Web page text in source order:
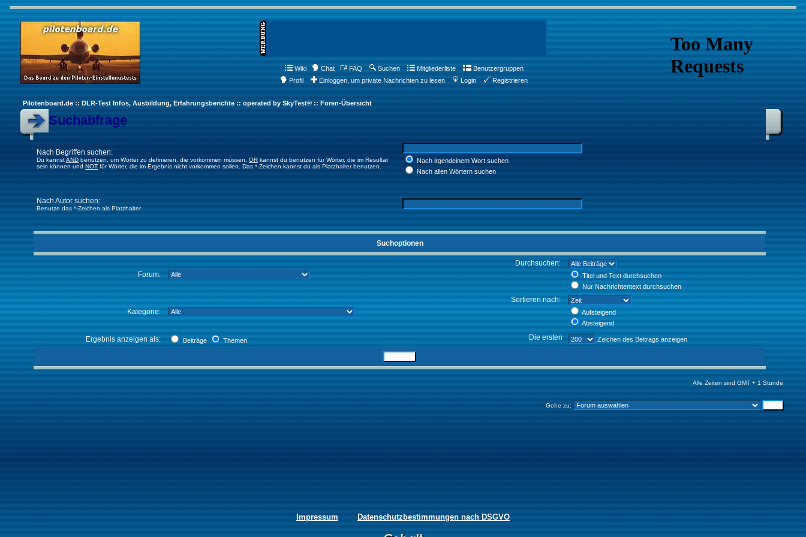
Wiki Chat FAQ Suchen Mitgliederliste
Benutzergruppen
Profil
Einloggen, um private Nachrichten zu lesen Login Registrieren
Pilotenboard.de :: DLR-Test Infos, Ausbildung, Erfahrungsberichte :: operated by SkyTest® :: Foren-Übersicht
Suchabfrage
Nach Begriffen suchen:
Du kannstAND benutzen, um Wörter zu definieren, die vorkommen müssen, OR kannst du benutzen für Wörter, die im Resultat
sein können und NOT für Wörter, die im Ergebnis nicht vorkommen sollen. Das *-Zeichen kannst du als Platzhalter benutzen.
Nach irgendeinem Wort suchen
Nach allen Wörtern suchen
Nach Autor suchen:
Benutze das *-Zeichen als Platzhalter
Suchoptionen
Forum:
Durchsuchen:
Titel und Text durchsuchen
Nur Nachrichtentext durchsuchen
Kategorie:
Sortieren nach:
Aufsteigend
Absteigend
Ergebnis anzeigen als: Beiträge Themen Die ersten Zeichen des Beitrags anzeigen
Alle Zeiten sind GMT + 1 Stunde
Gehe zu:
Impressum Datenschutzbestimmungen nach DSGVO